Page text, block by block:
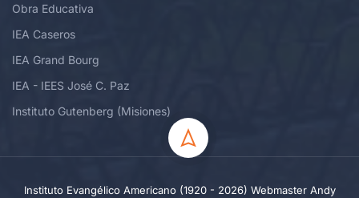
Obra Educativa
IEA Caseros
IEA Grand Bourg
IEA - IEES José C. Paz
Instituto Gutenberg (Misiones)
Instituto Evangélico Americano (1920 - 2026) Webmaster Andy